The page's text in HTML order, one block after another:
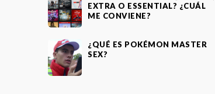
EXTRA O ESSENTIAL? ¿CUÁL
ME CONVIENE?
¿QUÉ ES POKÉMON MASTER
SEX?